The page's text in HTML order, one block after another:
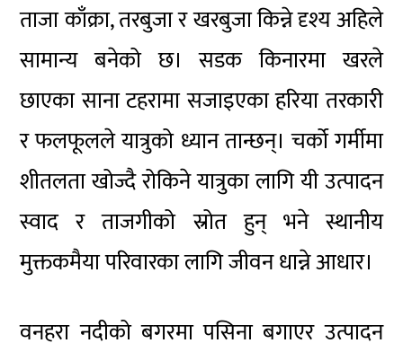
ताजा काँक्रा, तरबुजा र खरबुजा किन्ने दृश्य अहिले
सामान्य बनेको छ। सडक किनारमा खरले
छाएका साना टहरामा सजाइएका हरिया तरकारी
र फलफूलले यात्रुको ध्यान तान्छन्। चर्को गर्मीमा
शीतलता खोज्दै रोकिने यात्रुका लागि यी उत्पादन
स्वाद र ताजगीको स्रोत हुन् भने स्थानीय
मुक्तकमैया परिवारका लागि जीवन धान्ने आधार।
वनहरा नदीको बगरमा पसिना बगाएर उत्पादन